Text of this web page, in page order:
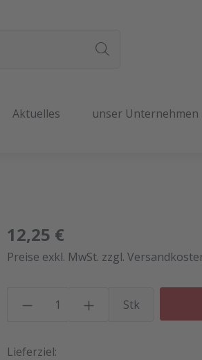
Aktuelles unser Unternehmen
12,25 €
Preise exkl. MwSt. zzgl.
Stk
Lieferziel: